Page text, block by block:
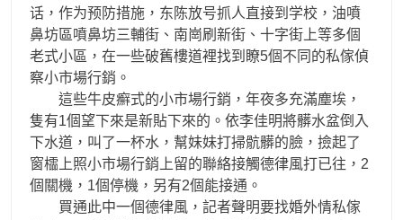
话，作为预防措施，东陈放号抓人直接到学校，油噴
鼻坊區噴鼻坊三輔街、南崗刷新街、十字街上等多個
老式小區，在一些破舊樓道裡找到瞭5個不同的私傢偵
察小市場行銷。
這些牛皮癬式的小市場行銷，年夜多充滿塵埃，
隻有1個望下來是新貼下來的。依李佳明將髒水盆倒入
下水道，叫了一杯水，幫妹妹打掃骯髒的臉，撿起了
窗櫺上照小市場行銷上留的聯絡接觸德律風打已往，2
個關機，1個停機，另有2個能接通。
買通此中一個德律風，記者聲明要找婚外情私傢